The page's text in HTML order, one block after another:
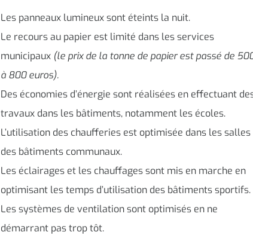
Les panneaux lumineux sont éteints la nuit.
Le recours au papier est limité dans les services
municipaux (le prix de la tonne de papier est passé de
à 800 euros).
Des économies d’énergie sont réalisées en effectuant
travaux dans les bâtiments, notamment les écoles.
L’utilisation des chaufferies est optimisée dans les salles
des bâtiments communaux.
Les éclairages et les chauffages sont mis en marche en
optimisant les temps d’utilisation des bâtiments sportifs.
Les systèmes de ventilation sont optimisés en ne
démarrant pas trop tôt.